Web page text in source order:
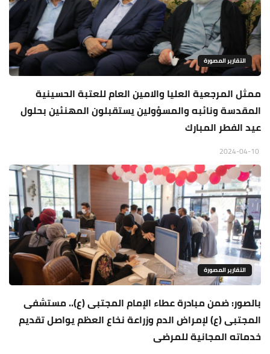
التقارير المصورة
ممثل المرجعية العليا والامين العام للعتبة الحسينية
المقدسة ونائبه والمسؤولين يستقبلون المهنئين بحلول
عيد الفطر المبارك
التقارير المصورة
بالصور: ضمن مبادرة عطاء الإمام المجتبى (ع).. مستشفى
المجتبى (ع) لإمراض الدم وزراعة نخاع العظم يواصل تقديم
خدماته المجانية للمرضى